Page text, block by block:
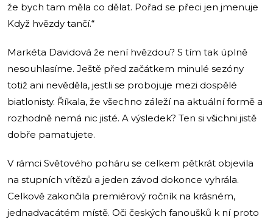
že bych tam měla co dělat. Pořad se přeci jen jmenuje
Když hvězdy tančí.“
Markéta Davidová že není hvězdou? S tím tak úplně
nesouhlasíme. Ještě před začátkem minulé sezóny
totiž ani nevěděla, jestli se probojuje mezi dospělé
biatlonisty. Říkala, že všechno záleží na aktuální formě a
rozhodně nemá nic jisté. A výsledek? Ten si všichni jistě
dobře pamatujete.
V rámci Světového poháru se celkem pětkrát objevila
na stupních vítězů a jeden závod dokonce vyhrála.
Celkově zakončila premiérový ročník na krásném,
jednadvacátém místě. Oči českých fanoušků k ní proto